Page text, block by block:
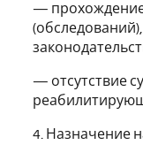
— прохождение
— отсутствие
4. Назначение